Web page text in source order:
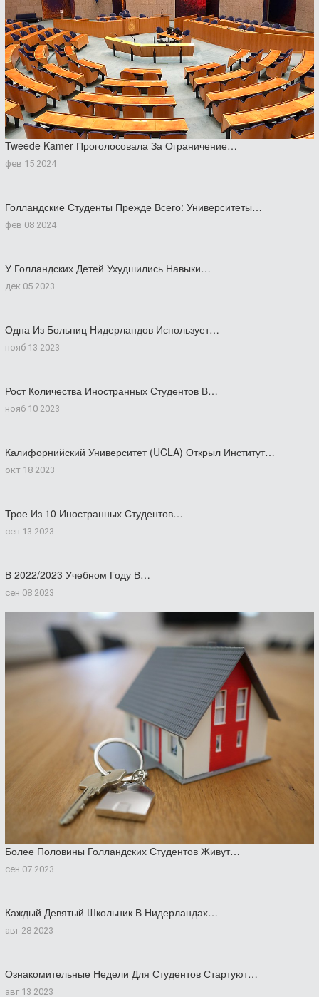
Tweede Kamer Проголосовала За Ограничение…
фев 15 2024
Голландские Студенты Прежде Всего: Университеты…
фев 08 2024
У Голландских Детей Ухудшились Навыки…
дек 05 2023
Одна Из Больниц Нидерландов Использует…
нояб 13 2023
Рост Количества Иностранных Студентов В…
нояб 10 2023
Калифорнийский Университет (UCLA) Открыл Институт…
окт 18 2023
Трое Из 10 Иностранных Студентов…
сен 13 2023
В 2022/2023 Учебном Году В…
сен 08 2023
Более Половины Голландских Студентов Живут…
сен 07 2023
Каждый Девятый Школьник В Нидерландах…
авг 28 2023
Ознакомительные Недели Для Студентов Стартуют…
авг 13 2023